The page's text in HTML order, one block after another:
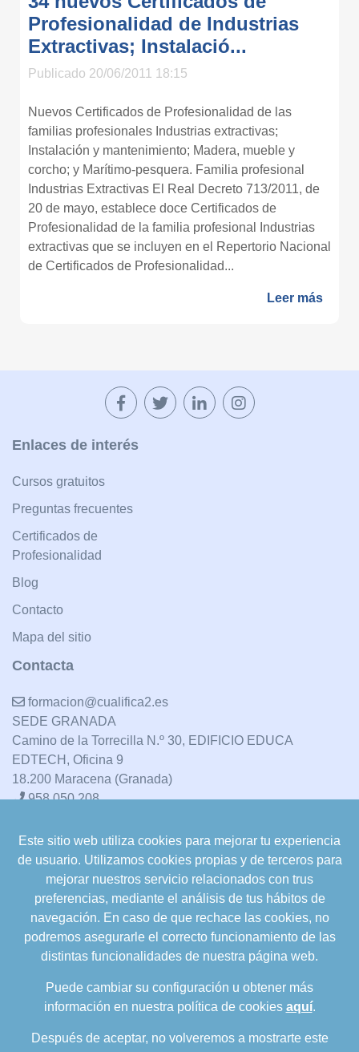
Profesionalidad de Industrias
Extractivas; Instalació...
Publicado 20/06/2011 18:15
Nuevos Certificados de Profesionalidad de las
familias profesionales Industrias extractivas;
Instalación y mantenimiento; Madera, mueble y
corcho; y Marítimo-pesquera. Familia profesional
Industrias Extractivas El Real Decreto 713/2011, de
20 de mayo, establece doce Certificados de
Profesionalidad de la familia profesional Industrias
extractivas que se incluyen en el Repertorio Nacional
de Certificados de Profesionalidad...
Leer más
Enlaces de interés
Cursos gratuitos
Preguntas frecuentes
Certificados de
Profesionalidad
Blog
Contacto
Mapa del sitio
Contacta
formacion@cualifica2.es
SEDE GRANADA
Camino de la Torrecilla N.º 30, EDIFICIO EDUCA
EDTECH, Oficina 9
18.200 Maracena (Granada)
958 050 208
formacion@cualifica2.es
SEDE POZO ALCÓN
Pol. Ind. "La Asomadilla",
Nave 5-6 y anexos
23485 Pozo Alcón (Jaén)
958 050 208
958 991 970
Este sitio web utiliza cookies para mejorar tu experiencia
de usuario. Utilizamos cookies propias y de terceros para
mejorar nuestros servicio relacionados con trus
preferencias, mediante el análisis de tus hábitos de
navegación. En caso de que rechace las cookies, no
podremos asegurarle el correcto funcionamiento de las
distintas funcionalidades de nuestra página web.
Puede cambiar su configuración u obtener más
información en nuestra política de cookies aquí.
Después de aceptar, no volveremos a mostrarte este